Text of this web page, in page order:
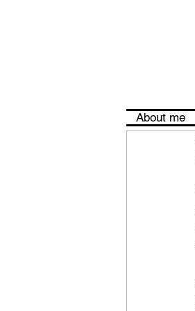
About me